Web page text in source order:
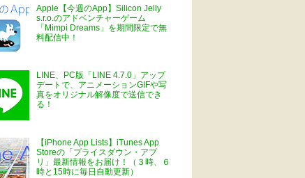
Apple【今週のApp】Silicon Jelly
s.r.o.のアドベンチャーゲーム
「Mimpi Dreams」を期間限定で無
料配信中！
LINE、PC版「LINE 4.7.0」アップ
デートで、アニメーションGIFや写
真をオリジナル解像度で送信でき
る！
【iPhone App Lists】iTunes App
Storeの「プライスダウン・アプ
リ」最新情報をお届け！（３時、６
時と15時に毎日自動更新）